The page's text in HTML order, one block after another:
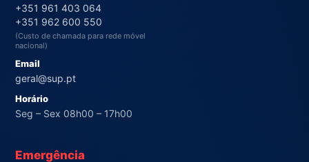
+351 961 403 064
+351 962 600 550
(Custo de chamada para rede móvel
nacional)
Email
geral@sup.pt
Horário
Seg – Sex 08h00 – 17h00
Emergência